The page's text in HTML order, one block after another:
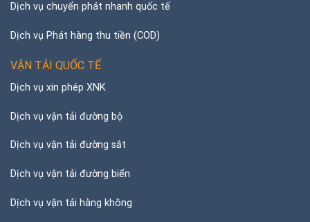
Dịch vụ chuyển phát nhanh quốc tế
Dịch vụ Phát hàng thu tiền (COD)
VẬN TẢI QUỐC TẾ
Dịch vụ xin phép XNK
Dịch vụ vận tải đường bộ
Dịch vụ vận tải đường sắt
Dịch vụ vận tải đường biển
Dịch vụ vận tải hàng không